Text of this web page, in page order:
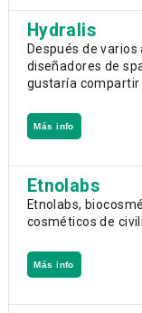
Hydralis
Después de
diseñadores de
gustaría compartir
Más info
Etnolabs
Etnolabs,
cosméticos de
Más info